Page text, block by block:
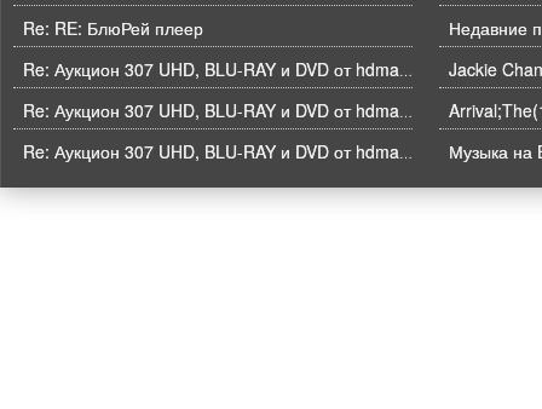
Re: RE: БлюРей плеер
Недавние
Музыка на